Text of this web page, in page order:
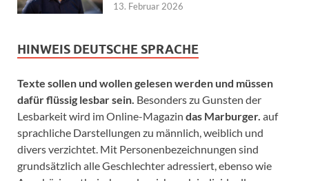
13. Februar 2026
HINWEIS DEUTSCHE SPRACHE
Texte sollen und wollen gelesen werden und müssen
dafür flüssig lesbar sein. Besonders zu Gunsten der
Lesbarkeit wird im Online-Magazin das Marburger. auf
sprachliche Darstellungen zu männlich, weiblich und
divers verzichtet. Mit Personenbezeichnungen sind
grundsätzlich alle Geschlechter adressiert, ebenso wie